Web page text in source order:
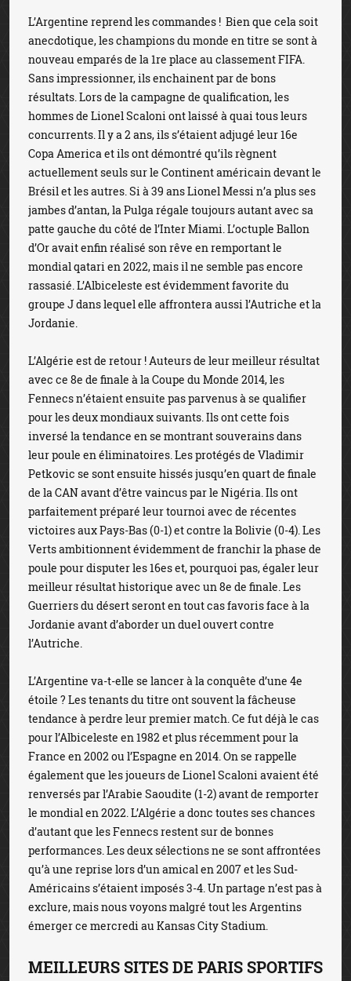
L’Argentine reprend les commandes ! Bien que cela soit
anecdotique, les champions du monde en titre se sont à
nouveau emparés de la 1re place au classement FIFA.
Sans impressionner, ils enchainent par de bons
résultats. Lors de la campagne de qualification, les
hommes de Lionel Scaloni ont laissé à quai tous leurs
concurrents. Il y a 2 ans, ils s’étaient adjugé leur 16e
Copa America et ils ont démontré qu’ils règnent
actuellement seuls sur le Continent américain devant le
Brésil et les autres. Si à 39 ans Lionel Messi n’a plus ses
jambes d’antan, la Pulga régale toujours autant avec sa
patte gauche du côté de l’Inter Miami. L’octuple Ballon
d’Or avait enfin réalisé son rêve en remportant le
mondial qatari en 2022, mais il ne semble pas encore
rassasié. L’Albiceleste est évidemment favorite du
groupe J dans lequel elle affrontera aussi l’Autriche et la
Jordanie.
L’Algérie est de retour ! Auteurs de leur meilleur résultat
avec ce 8e de finale à la Coupe du Monde 2014, les
Fennecs n’étaient ensuite pas parvenus à se qualifier
pour les deux mondiaux suivants. Ils ont cette fois
inversé la tendance en se montrant souverains dans
leur poule en éliminatoires. Les protégés de Vladimir
Petkovic se sont ensuite hissés jusqu’en quart de finale
de la CAN avant d’être vaincus par le Nigéria. Ils ont
parfaitement préparé leur tournoi avec de récentes
victoires aux Pays-Bas (0-1) et contre la Bolivie (0-4). Les
Verts ambitionnent évidemment de franchir la phase de
poule pour disputer les 16es et, pourquoi pas, égaler leur
meilleur résultat historique avec un 8e de finale. Les
Guerriers du désert seront en tout cas favoris face à la
Jordanie avant d’aborder un duel ouvert contre
l’Autriche.
L’Argentine va-t-elle se lancer à la conquête d’une 4e
étoile ? Les tenants du titre ont souvent la fâcheuse
tendance à perdre leur premier match. Ce fut déjà le cas
pour l’Albiceleste en 1982 et plus récemment pour la
France en 2002 ou l’Espagne en 2014. On se rappelle
également que les joueurs de Lionel Scaloni avaient été
renversés par l’Arabie Saoudite (1-2) avant de remporter
le mondial en 2022. L’Algérie a donc toutes ses chances
d’autant que les Fennecs restent sur de bonnes
performances. Les deux sélections ne se sont affrontées
qu’à une reprise lors d’un amical en 2007 et les Sud-
Américains s’étaient imposés 3-4. Un partage n’est pas à
exclure, mais nous voyons malgré tout les Argentins
émerger ce mercredi au Kansas City Stadium.
MEILLEURS SITES DE PARIS SPORTIFS